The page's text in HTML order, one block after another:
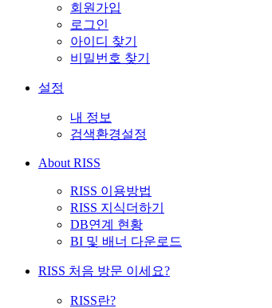
회원가입
로그인
아이디 찾기
비밀번호 찾기
설정
내 정보
검색환경설정
About RISS
RISS 이용방법
RISS 지식더하기
DB연계 현황
BI 및 배너 다운로드
RISS 처음 방문 이세요?
RISS란?